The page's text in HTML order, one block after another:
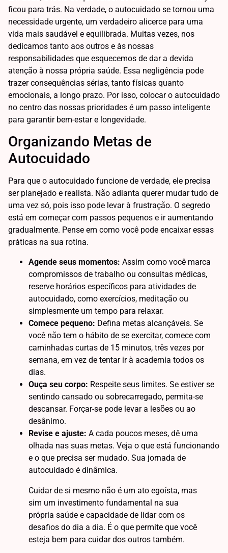
ficou para trás. Na verdade, o autocuidado se tornou uma
necessidade urgente, um verdadeiro alicerce para uma
vida mais saudável e equilibrada. Muitas vezes, nos
dedicamos tanto aos outros e às nossas
responsabilidades que esquecemos de dar a devida
atenção à nossa própria saúde. Essa negligência pode
trazer consequências sérias, tanto físicas quanto
emocionais, a longo prazo. Por isso, colocar o autocuidado
no centro das nossas prioridades é um passo inteligente
para garantir bem-estar e longevidade.
Organizando Metas de
Autocuidado
Para que o autocuidado funcione de verdade, ele precisa
ser planejado e realista. Não adianta querer mudar tudo de
uma vez só, pois isso pode levar à frustração. O segredo
está em começar com passos pequenos e ir aumentando
gradualmente. Pense em como você pode encaixar essas
práticas na sua rotina.
Agende seus momentos: Assim como você marca
compromissos de trabalho ou consultas médicas,
reserve horários específicos para atividades de
autocuidado, como exercícios, meditação ou
simplesmente um tempo para relaxar.
Comece pequeno: Defina metas alcançáveis. Se
você não tem o hábito de se exercitar, comece com
caminhadas curtas de 15 minutos, três vezes por
semana, em vez de tentar ir à academia todos os
dias.
Ouça seu corpo: Respeite seus limites. Se estiver se
sentindo cansado ou sobrecarregado, permita-se
descansar. Forçar-se pode levar a lesões ou ao
desânimo.
Revise e ajuste: A cada poucos meses, dê uma
olhada nas suas metas. Veja o que está funcionando
e o que precisa ser mudado. Sua jornada de
autocuidado é dinâmica.
Cuidar de si mesmo não é um ato egoísta, mas
sim um investimento fundamental na sua
própria saúde e capacidade de lidar com os
desafios do dia a dia. É o que permite que você
esteja bem para cuidar dos outros também.